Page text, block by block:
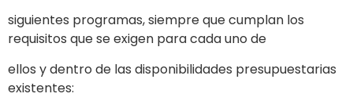
siguientes programas, siempre que cumplan los
requisitos que se exigen para cada uno de
ellos y dentro de las disponibilidades presupuestarias
existentes: